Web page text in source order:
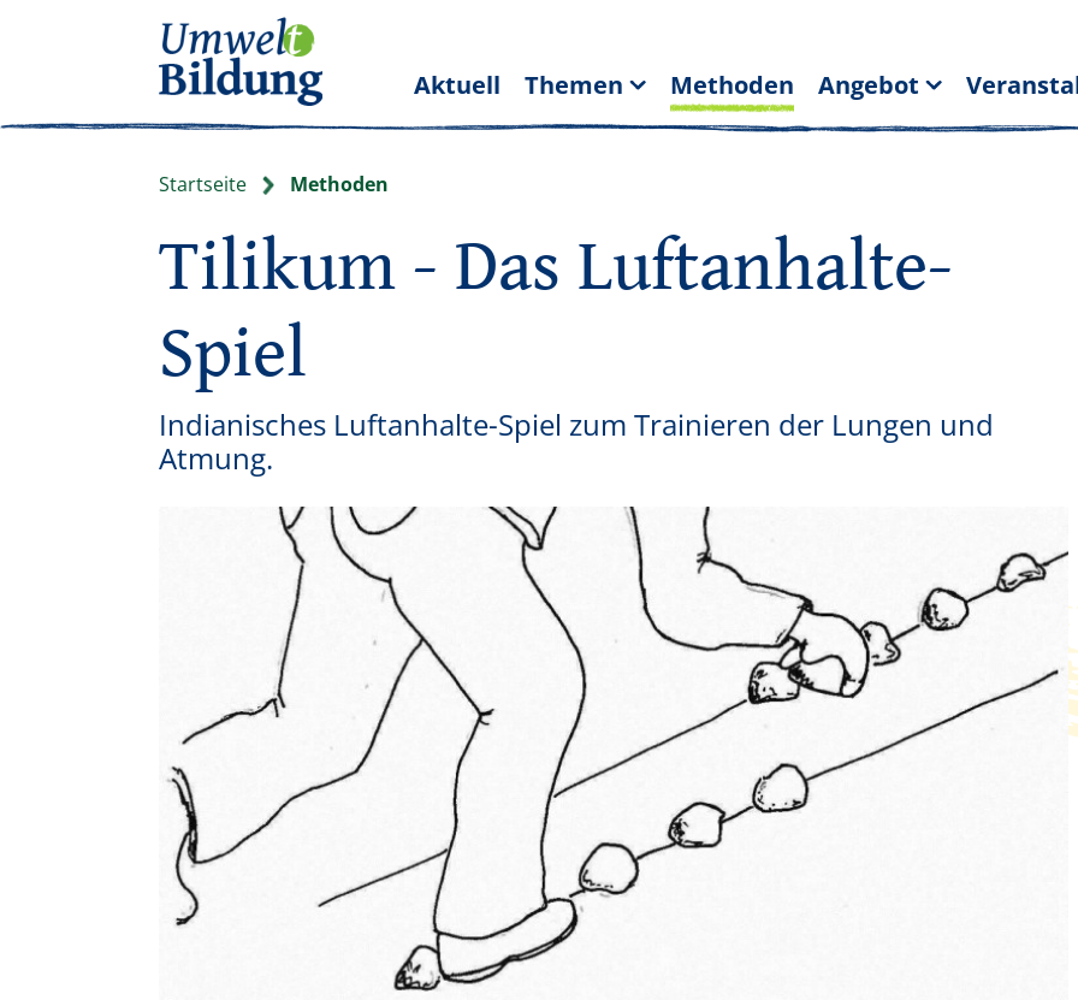
Aktuell Themen Methoden Angebot
Startseite Methoden
Tilikum - Das Luftanhalte-
Spiel
Indianisches Luftanhalte-Spiel zum Trainieren der Lungen und
Atmung.